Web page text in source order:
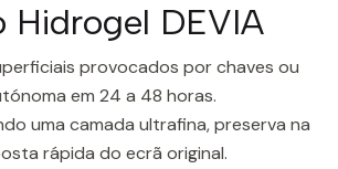
Hidrogel DEVIA
provocados por chaves ou
em 24 a 48 horas.
uma camada ultrafina, preserva na
rápida do ecrã original.